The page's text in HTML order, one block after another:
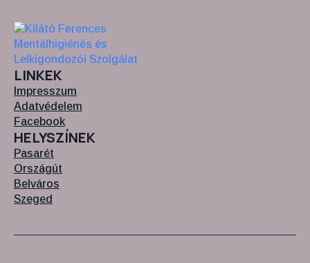
LINKEK
Impresszum
Adatvédelem
Facebook
HELYSZÍNEK
Pasarét
Országút
Belváros
Szeged